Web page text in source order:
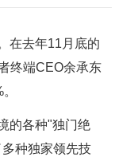
在去年11月底的
终端CEO余承东
的各种"独门绝
种独家领先技